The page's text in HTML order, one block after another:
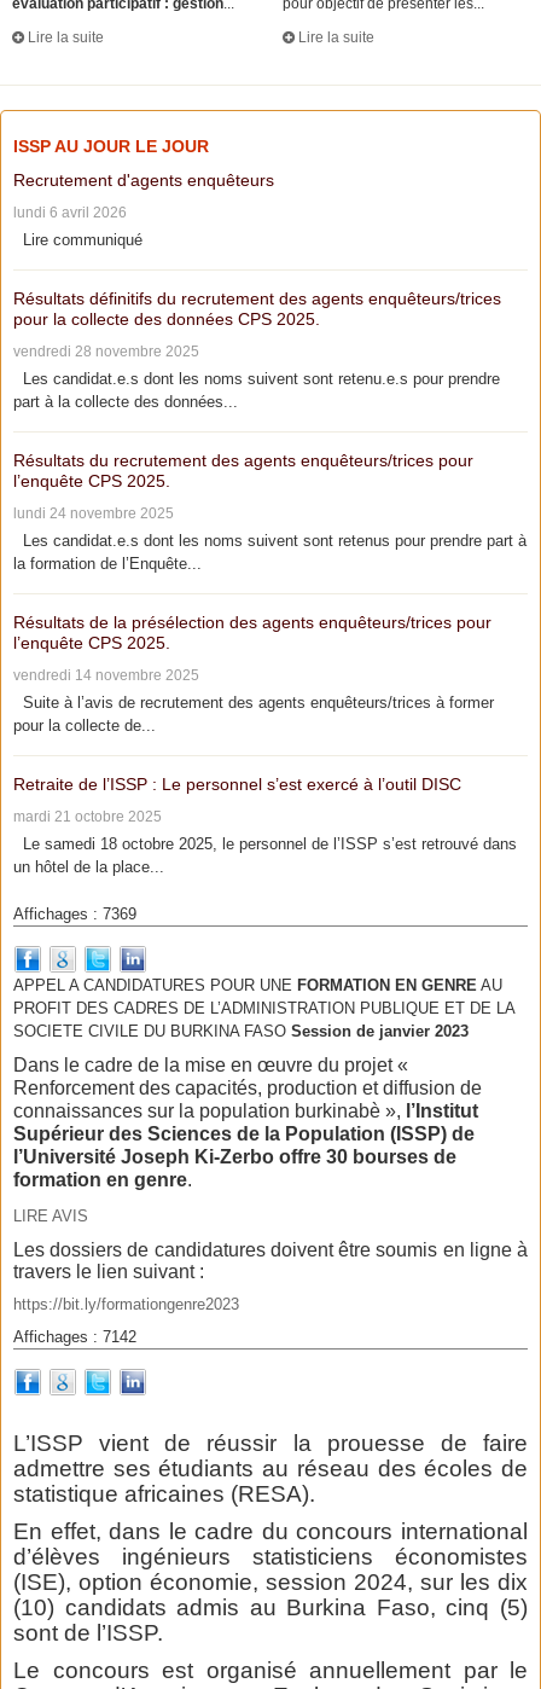
évaluation participatif : gestion...
Lire la suite
pour objectif de présenter les...
Lire la suite
ISSP AU JOUR LE JOUR
Recrutement d'agents enquêteurs
lundi 6 avril 2026
Lire communiqué
Résultats définitifs du recrutement des agents enquêteurs/trices
pour la collecte des données CPS 2025.
vendredi 28 novembre 2025
Les candidat.e.s dont les noms suivent sont retenu.e.s pour prendre
part à la collecte des données...
Résultats du recrutement des agents enquêteurs/trices pour
l’enquête CPS 2025.
lundi 24 novembre 2025
Les candidat.e.s dont les noms suivent sont retenus pour prendre part à
la formation de l’Enquête...
Résultats de la présélection des agents enquêteurs/trices pour
l’enquête CPS 2025.
vendredi 14 novembre 2025
Suite à l’avis de recrutement des agents enquêteurs/trices à former
pour la collecte de...
Retraite de l’ISSP : Le personnel s’est exercé à l’outil DISC
mardi 21 octobre 2025
Le samedi 18 octobre 2025, le personnel de l’ISSP s’est retrouvé dans
un hôtel de la place...
Affichages : 7369
APPEL A CANDIDATURES POUR UNE FORMATION EN GENRE AU
PROFIT DES CADRES DE L’ADMINISTRATION PUBLIQUE ET DE LA
SOCIETE CIVILE DU BURKINA FASO Session de janvier 2023
Dans le cadre de la mise en œuvre du projet «
Renforcement des capacités, production et diffusion de
connaissances sur la population burkinabè », l’Institut
Supérieur des Sciences de la Population (ISSP) de
l’Université Joseph Ki-Zerbo offre 30 bourses de
formation en genre.
LIRE AVIS
Les dossiers de candidatures doivent être soumis en ligne à
travers le lien suivant :
https://bit.ly/formationgenre2023
Affichages : 7142
L’ISSP vient de réussir la prouesse de faire
admettre ses étudiants au réseau des écoles de
statistique africaines (RESA).
En effet, dans le cadre du concours international
d’élèves ingénieurs statisticiens économistes
(ISE), option économie, session 2024, sur les dix
(10) candidats admis au Burkina Faso, cinq (5)
sont de l’ISSP.
Le concours est organisé annuellement par le